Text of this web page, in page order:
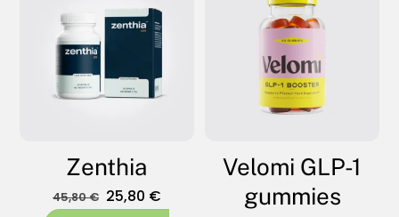
Zenthia
45,80€ Oorspronkelijke
25,80 €Huidige
Velomi GLP-1
gummies